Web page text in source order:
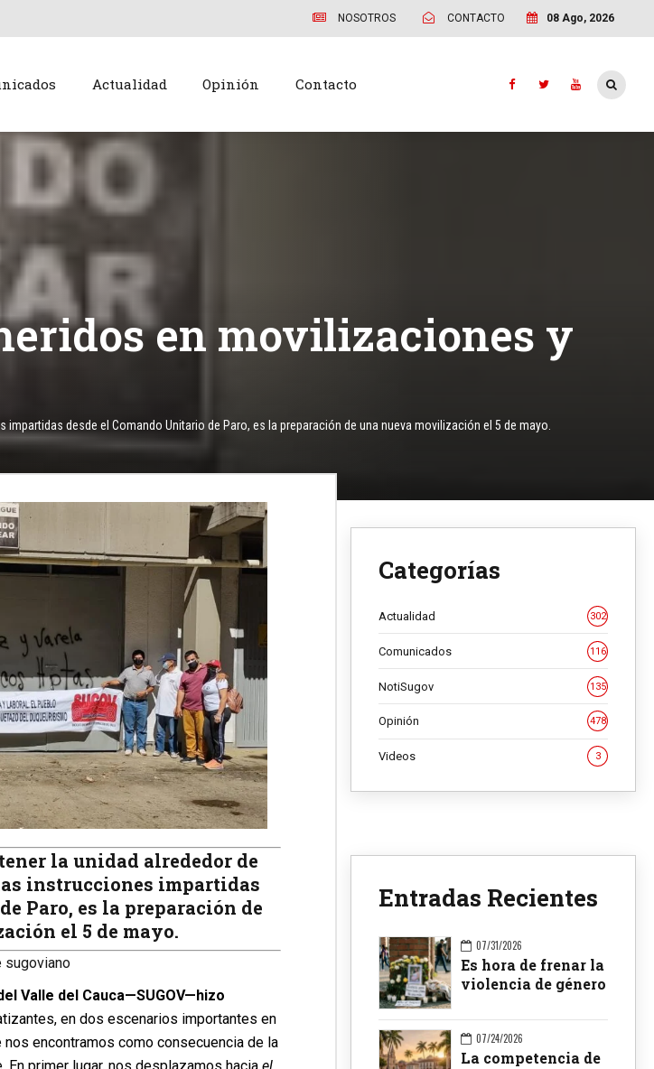
NOSOTROS CONTACTO 08 Ago, 2026
Actualidad Opinión Contacto
en movilizaciones y
desde el Comando Unitario de Paro, es la preparación de una nueva movilización el 5 de mayo.
la unidad alrededor de
instrucciones impartidas
Paro, es la preparación de
el 5 de mayo.
sugoviano
Valle del Cauca—SUGOV—hizo
en dos escenarios importantes en
encontramos como consecuencia de la
primer lugar, nos desplazamos hacia el
Categorías
Actualidad 302
Comunicados 116
NotiSugov 135
Opinión 478
Videos 3
Entradas Recientes
07/31/2026
Es hora de frenar la
violencia de género
07/24/2026
La competencia de